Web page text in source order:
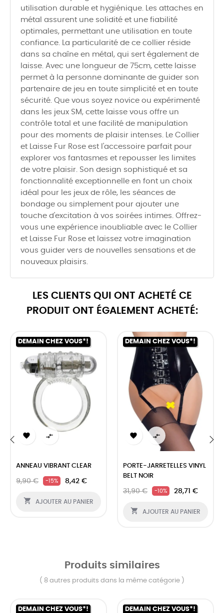
utilisation durable et hygiénique. Les attaches en
métal assurent une solidité et une fiabilité
optimales, permettant une utilisation en toute
confiance. La particularité de ce collier réside
dans sa chaîne en métal, qui sert également de
laisse. Avec une longueur de 75cm, cette laisse
permet à la personne dominante de guider son
partenaire de jeu en toute simplicité et en toute
sécurité. Que vous soyez novice ou expérimenté
dans les jeux SM, cette laisse vous offre un
contrôle total et une facilité de manipulation
pour des moments de plaisir intenses. Le Collier
et Laisse Fur Rose est l'accessoire parfait pour
explorer vos fantasmes et repousser les limites
de votre plaisir. Son design sophistiqué et sa
fonctionnalité exceptionnelle en font un choix
idéal pour les jeux de rôle, les séances de
bondage ou simplement pour ajouter une
touche d'excitation à vos soirées intimes. Offrez-
vous une expérience inoubliable avec le Collier
et Laisse Fur Rose et laissez votre imagination
vous guider vers de nouvelles sensations et de
nouveaux plaisirs.
LES CLIENTS QUI ONT ACHETÉ CE
PRODUIT ONT ÉGALEMENT ACHETÉ:
DEMAIN CHEZ VOUS*!
 
ANNEAU VIBRANT CLEAR
9,90 € -15% 8,42 €
 AJOUTER AU PANIER
DEMAIN CHEZ VOUS*!
 
PORTE-JARRETELLES VINYL
BELT NOIR
31,90 € -10% 28,71 €
 AJOUTER AU PANIER
Produits similaires
( 8 autres produits dans la même catégorie )
DEMAIN CHEZ VOUS*! DEMAIN CHEZ VOUS*!